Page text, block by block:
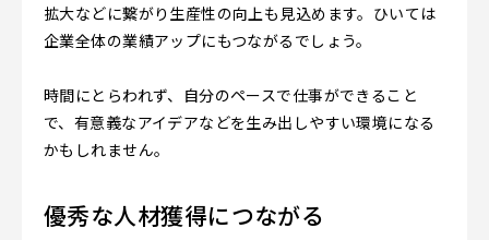
拡大などに繋がり生産性の向上も見込めます。ひいては
企業全体の業績アップにもつながるでしょう。
時間にとらわれず、自分のペースで仕事ができること
で、有意義なアイデアなどを生み出しやすい環境になる
かもしれません。
優秀な人材獲得につながる